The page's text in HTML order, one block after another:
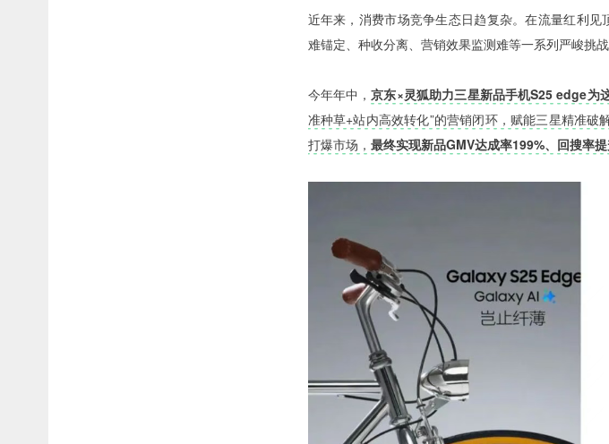
近年来，消费市场竞争生态日趋复杂。在流量红利
难锚定、种收分离、营销效果监测难等一系列严峻挑
今年年中，京东×灵狐助力三星新品手机S25 edge为
准种草+站内高效转化”的营销闭环，赋能三星精准
打爆市场， 最终实现新品GMV达成率199%、回搜率